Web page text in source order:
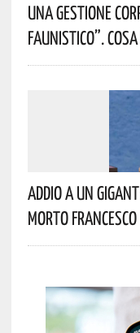
Una Gestione
Faunistico”.
Addio A Un
Morto Francesco